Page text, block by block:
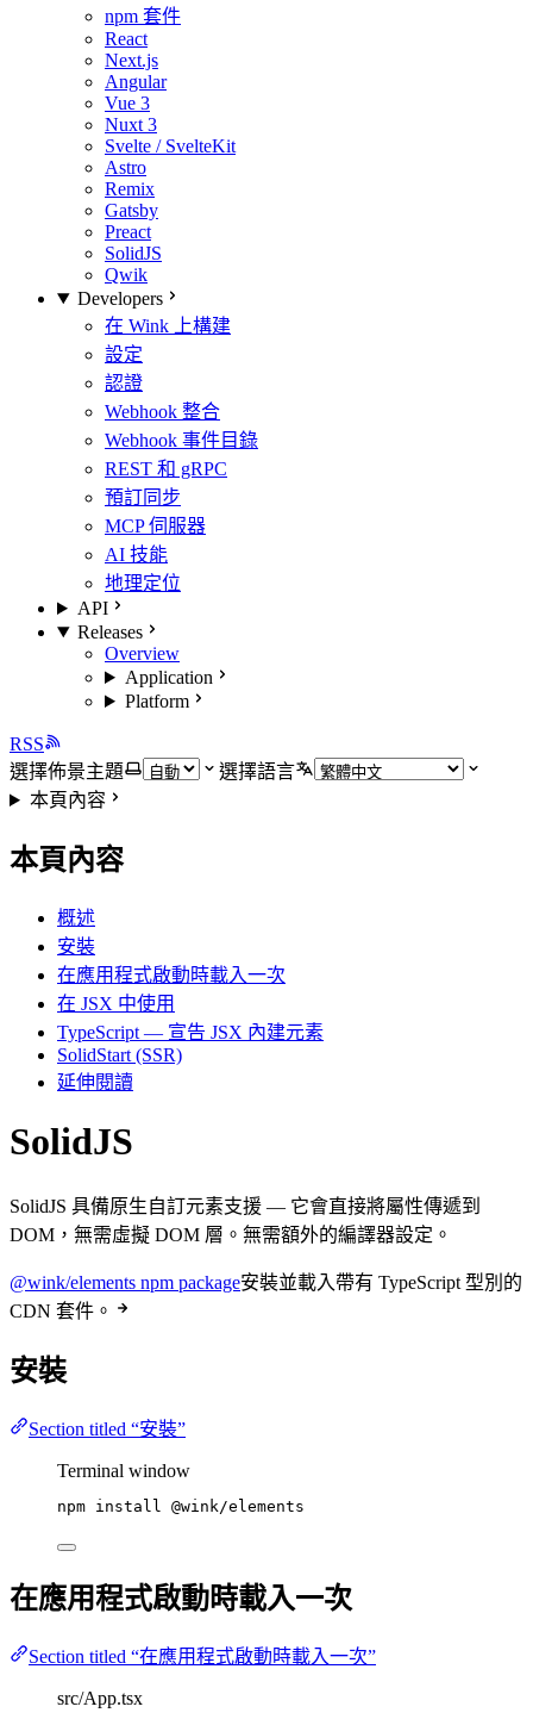
npm 套件
React
Next.js
Angular
Vue 3
Nuxt 3
Svelte / SvelteKit
Astro
Remix
Gatsby
Preact
SolidJS
Qwik
Developers
在 Wink 上構建
設定
認證
Webhook 整合
Webhook 事件目錄
REST 和 gRPC
預訂同步
MCP 伺服器
AI 技能
地理定位
API
Releases
Overview
Application
Platform
RSS
選擇佈景主題
選擇語言
本頁內容
本頁內容
概述
安裝
在應用程式啟動時載入一次
在 JSX 中使用
TypeScript — 宣告 JSX 內建元素
SolidStart (SSR)
延伸閱讀
SolidJS
SolidJS 具備原生自訂元素支援 — 它會直接將屬性傳遞到
DOM，無需虛擬 DOM 層。無需額外的編譯器設定。
@wink/elements npm package安裝並載入帶有 TypeScript 型別的
CDN 套件。
安裝
Section titled “安裝”
Terminal window
npm install @wink/elements
在應用程式啟動時載入一次
Section titled “在應用程式啟動時載入一次”
src/App.tsx